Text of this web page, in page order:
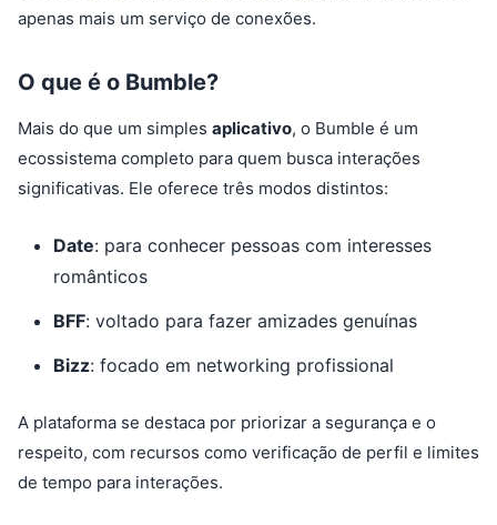
apenas mais um serviço de conexões.
O que é o Bumble?
Mais do que um simples aplicativo, o Bumble é um
ecossistema completo para quem busca interações
significativas. Ele oferece três modos distintos:
Date: para conhecer pessoas com interesses
românticos
BFF: voltado para fazer amizades genuínas
Bizz: focado em networking profissional
A plataforma se destaca por priorizar a segurança e o
respeito, com recursos como verificação de perfil e limites
de tempo para interações.